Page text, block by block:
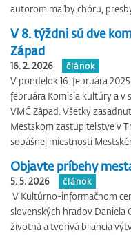
autorom maľby chóru,
V 8. týždni sú dve
Západ
16. 2. 2026 článok
V pondelok 16. februára
februára Komisia kultúry a v
VMČ Západ. Všetky
Mestskom zastupiteľstve v
sobášnej miestnosti
Objavte príbehy
5. 5. 2026 článok
V Kultúrno-informačnom
slovenských hradov Daniela
životná a tvorivá bilancia